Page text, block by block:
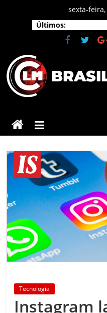
sexta-
Últimos:
CLM
Brasil
As
principais
notícias
do
e
do
mundo.
Tecnologia
Instagram